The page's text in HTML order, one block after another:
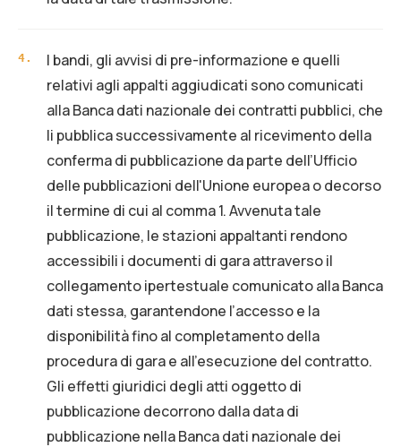
4.
I bandi, gli avvisi di pre-informazione e quelli
relativi agli appalti aggiudicati sono comunicati
alla Banca dati nazionale dei contratti pubblici, che
li pubblica successivamente al ricevimento della
conferma di pubblicazione da parte dell’Ufficio
delle pubblicazioni dell'Unione europea o decorso
il termine di cui al comma 1. Avvenuta tale
pubblicazione, le stazioni appaltanti rendono
accessibili i documenti di gara attraverso il
collegamento ipertestuale comunicato alla Banca
dati stessa, garantendone l’accesso e la
disponibilità fino al completamento della
procedura di gara e all’esecuzione del contratto.
Gli effetti giuridici degli atti oggetto di
pubblicazione decorrono dalla data di
pubblicazione nella Banca dati nazionale dei